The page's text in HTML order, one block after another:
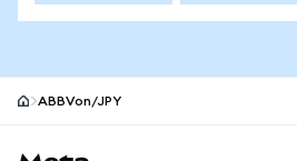
ABBVon/JPY